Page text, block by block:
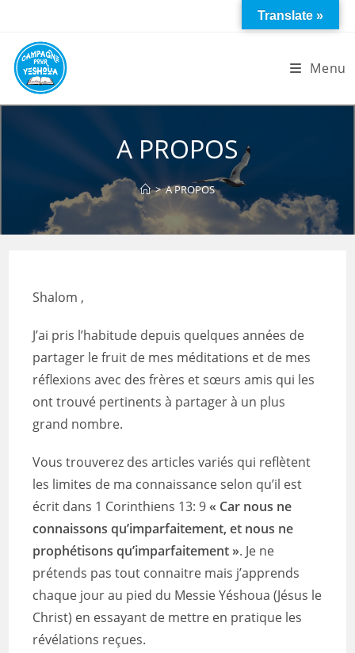
content
Menu
A PROPOS
> A PROPOS
Shalom ,
J’ai pris l’habitude depuis quelques années de
partager le fruit de mes méditations et de mes
réflexions avec des frères et sœurs amis qui les
ont trouvé pertinents à partager à un plus
grand nombre.
Vous trouverez des articles variés qui reflètent
les limites de ma connaissance selon qu’il est
écrit dans 1 Corinthiens 13: 9« Car nous ne
connaissons qu’imparfaitement, et nous ne
prophétisons qu’imparfaitement ». Je ne
prétends pas tout connaitre mais j’apprends
chaque jour au pied du Messie Yéshoua (Jésus le
Christ) en essayant de mettre en pratique les
révélations reçues.
Translate »